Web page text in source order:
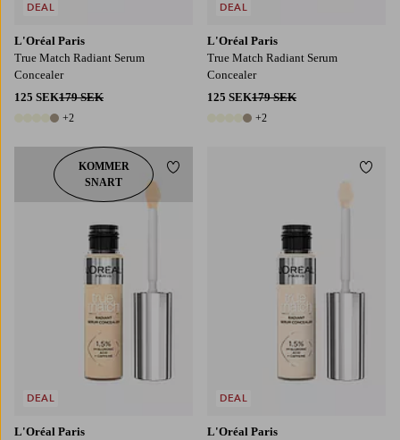
L'Oréal Paris
True Match Radiant Serum
Concealer
125 SEK179 SEK
+2
DEAL
L'Oréal Paris
True Match Radiant Serum
Concealer
125 SEK179 SEK
+2
DEAL
L'Oréal Paris
KOMMER
SNART
DEAL
Lägg till i favoriter
L'Oréal Paris
DEAL